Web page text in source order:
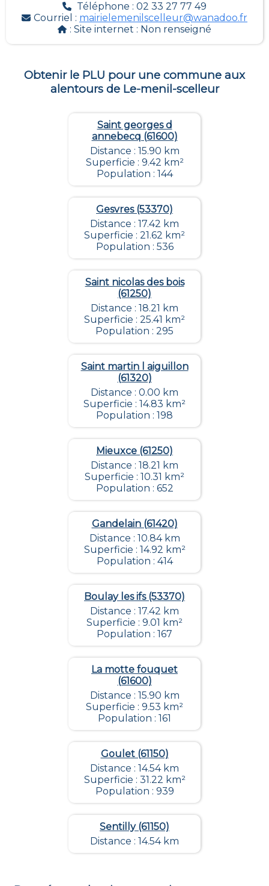
Téléphone : 02 33 27 77 49
Courriel : mairielemenilscelleur@wanadoo.fr
: Site internet : Non renseigné
Obtenir le PLU pour une commune aux
alentours de Le-menil-scelleur
Saint georges d
annebecq (61600)
Distance : 15.90 km
Superficie : 9.42 km²
Population : 144
Gesvres (53370)
Distance : 17.42 km
Superficie : 21.62 km²
Population : 536
Saint nicolas des bois
(61250)
Distance : 18.21 km
Superficie : 25.41 km²
Population : 295
Saint martin l aiguillon
(61320)
Distance : 0.00 km
Superficie : 14.83 km²
Population : 198
Mieuxce (61250)
Distance : 18.21 km
Superficie : 10.31 km²
Population : 652
Gandelain (61420)
Distance : 10.84 km
Superficie : 14.92 km²
Population : 414
Boulay les ifs (53370)
Distance : 17.42 km
Superficie : 9.01 km²
Population : 167
La motte fouquet
(61600)
Distance : 15.90 km
Superficie : 9.53 km²
Population : 161
Goulet (61150)
Distance : 14.54 km
Superficie : 31.22 km²
Population : 939
Sentilly (61150)
Distance : 14.54 km